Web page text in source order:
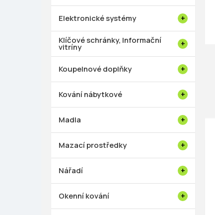
n
l
Elektronické systémy
Klíčové schránky, Informační
vitríny
Koupelnové doplňky
Kování nábytkové
Madla
Mazací prostředky
Nářadí
Okenní kování